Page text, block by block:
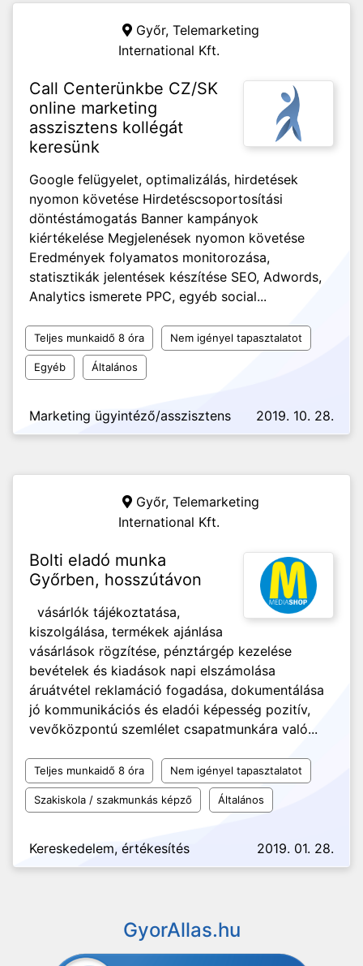
Győr, Telemarketing
International Kft.
Call Centerünkbe CZ/SK
online marketing
asszisztens kollégát
keresünk
Google felügyelet, optimalizálás, hirdetések
nyomon követése Hirdetéscsoportosítási
döntéstámogatás Banner kampányok
kiértékelése Megjelenések nyomon követése
Eredmények folyamatos monitorozása,
statisztikák jelentések készítése SEO, Adwords,
Analytics ismerete PPC, egyéb social...
Teljes munkaidő 8 óra Nem igényel tapasztalatot
Egyéb Általános
Marketing ügyintéző/asszisztens 2019. 10. 28.
Győr, Telemarketing
International Kft.
Bolti eladó munka
Győrben, hosszútávon
vásárlók tájékoztatása,
kiszolgálása, termékek ajánlása
vásárlások rögzítése, pénztárgép kezelése
bevételek és kiadások napi elszámolása
áruátvétel reklamáció fogadása, dokumentálása
jó kommunikációs és eladói képesség pozitív,
vevőközpontú szemlélet csapatmunkára való...
Teljes munkaidő 8 óra Nem igényel tapasztalatot
Szakiskola / szakmunkás képző Általános
Kereskedelem, értékesítés 2019. 01. 28.
GyorAllas.hu